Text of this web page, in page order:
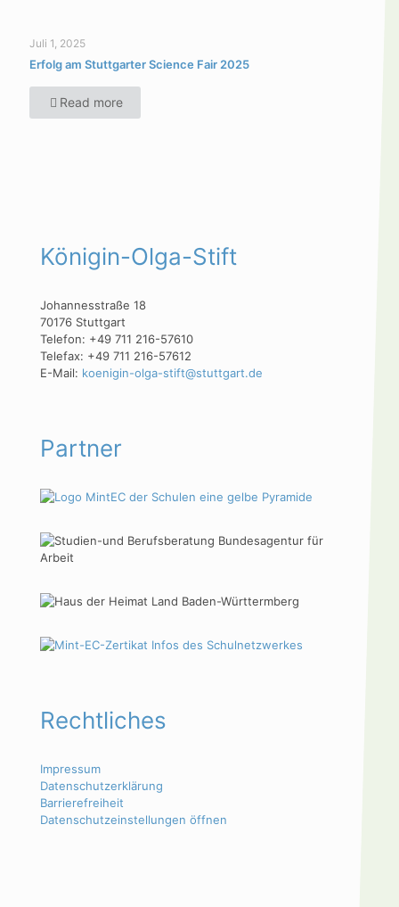
Juli 1, 2025
Erfolg am Stuttgarter Science Fair 2025
Read more
Königin-Olga-Stift
Johannesstraße 18
70176 Stuttgart
Telefon: +49 711 216-57610
Telefax: +49 711 216-57612
E-Mail: koenigin-olga-stift@stuttgart.de
Partner
Rechtliches
Impressum
Datenschutzerklärung
Barrierefreiheit
Datenschutzeinstellungen öffnen